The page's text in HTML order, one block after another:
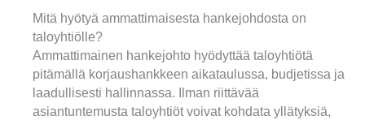
Mitä hyötyä ammattimaisesta hankejohdosta on
taloyhtiölle?
Ammattimainen hankejohto hyödyttää taloyhtiötä
pitämällä korjaushankkeen aikataulussa, budjetissa ja
laadullisesti hallinnassa. Ilman riittävää
asiantuntemusta taloyhtiöt voivat kohdata yllätyksiä,